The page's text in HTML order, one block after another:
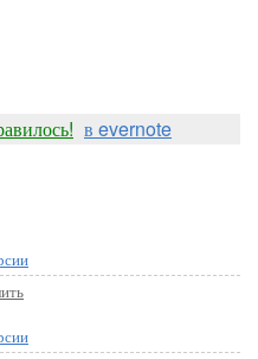
в evernote